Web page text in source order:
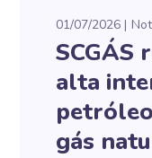
01/07/2026
SCGÁS
alta
gás